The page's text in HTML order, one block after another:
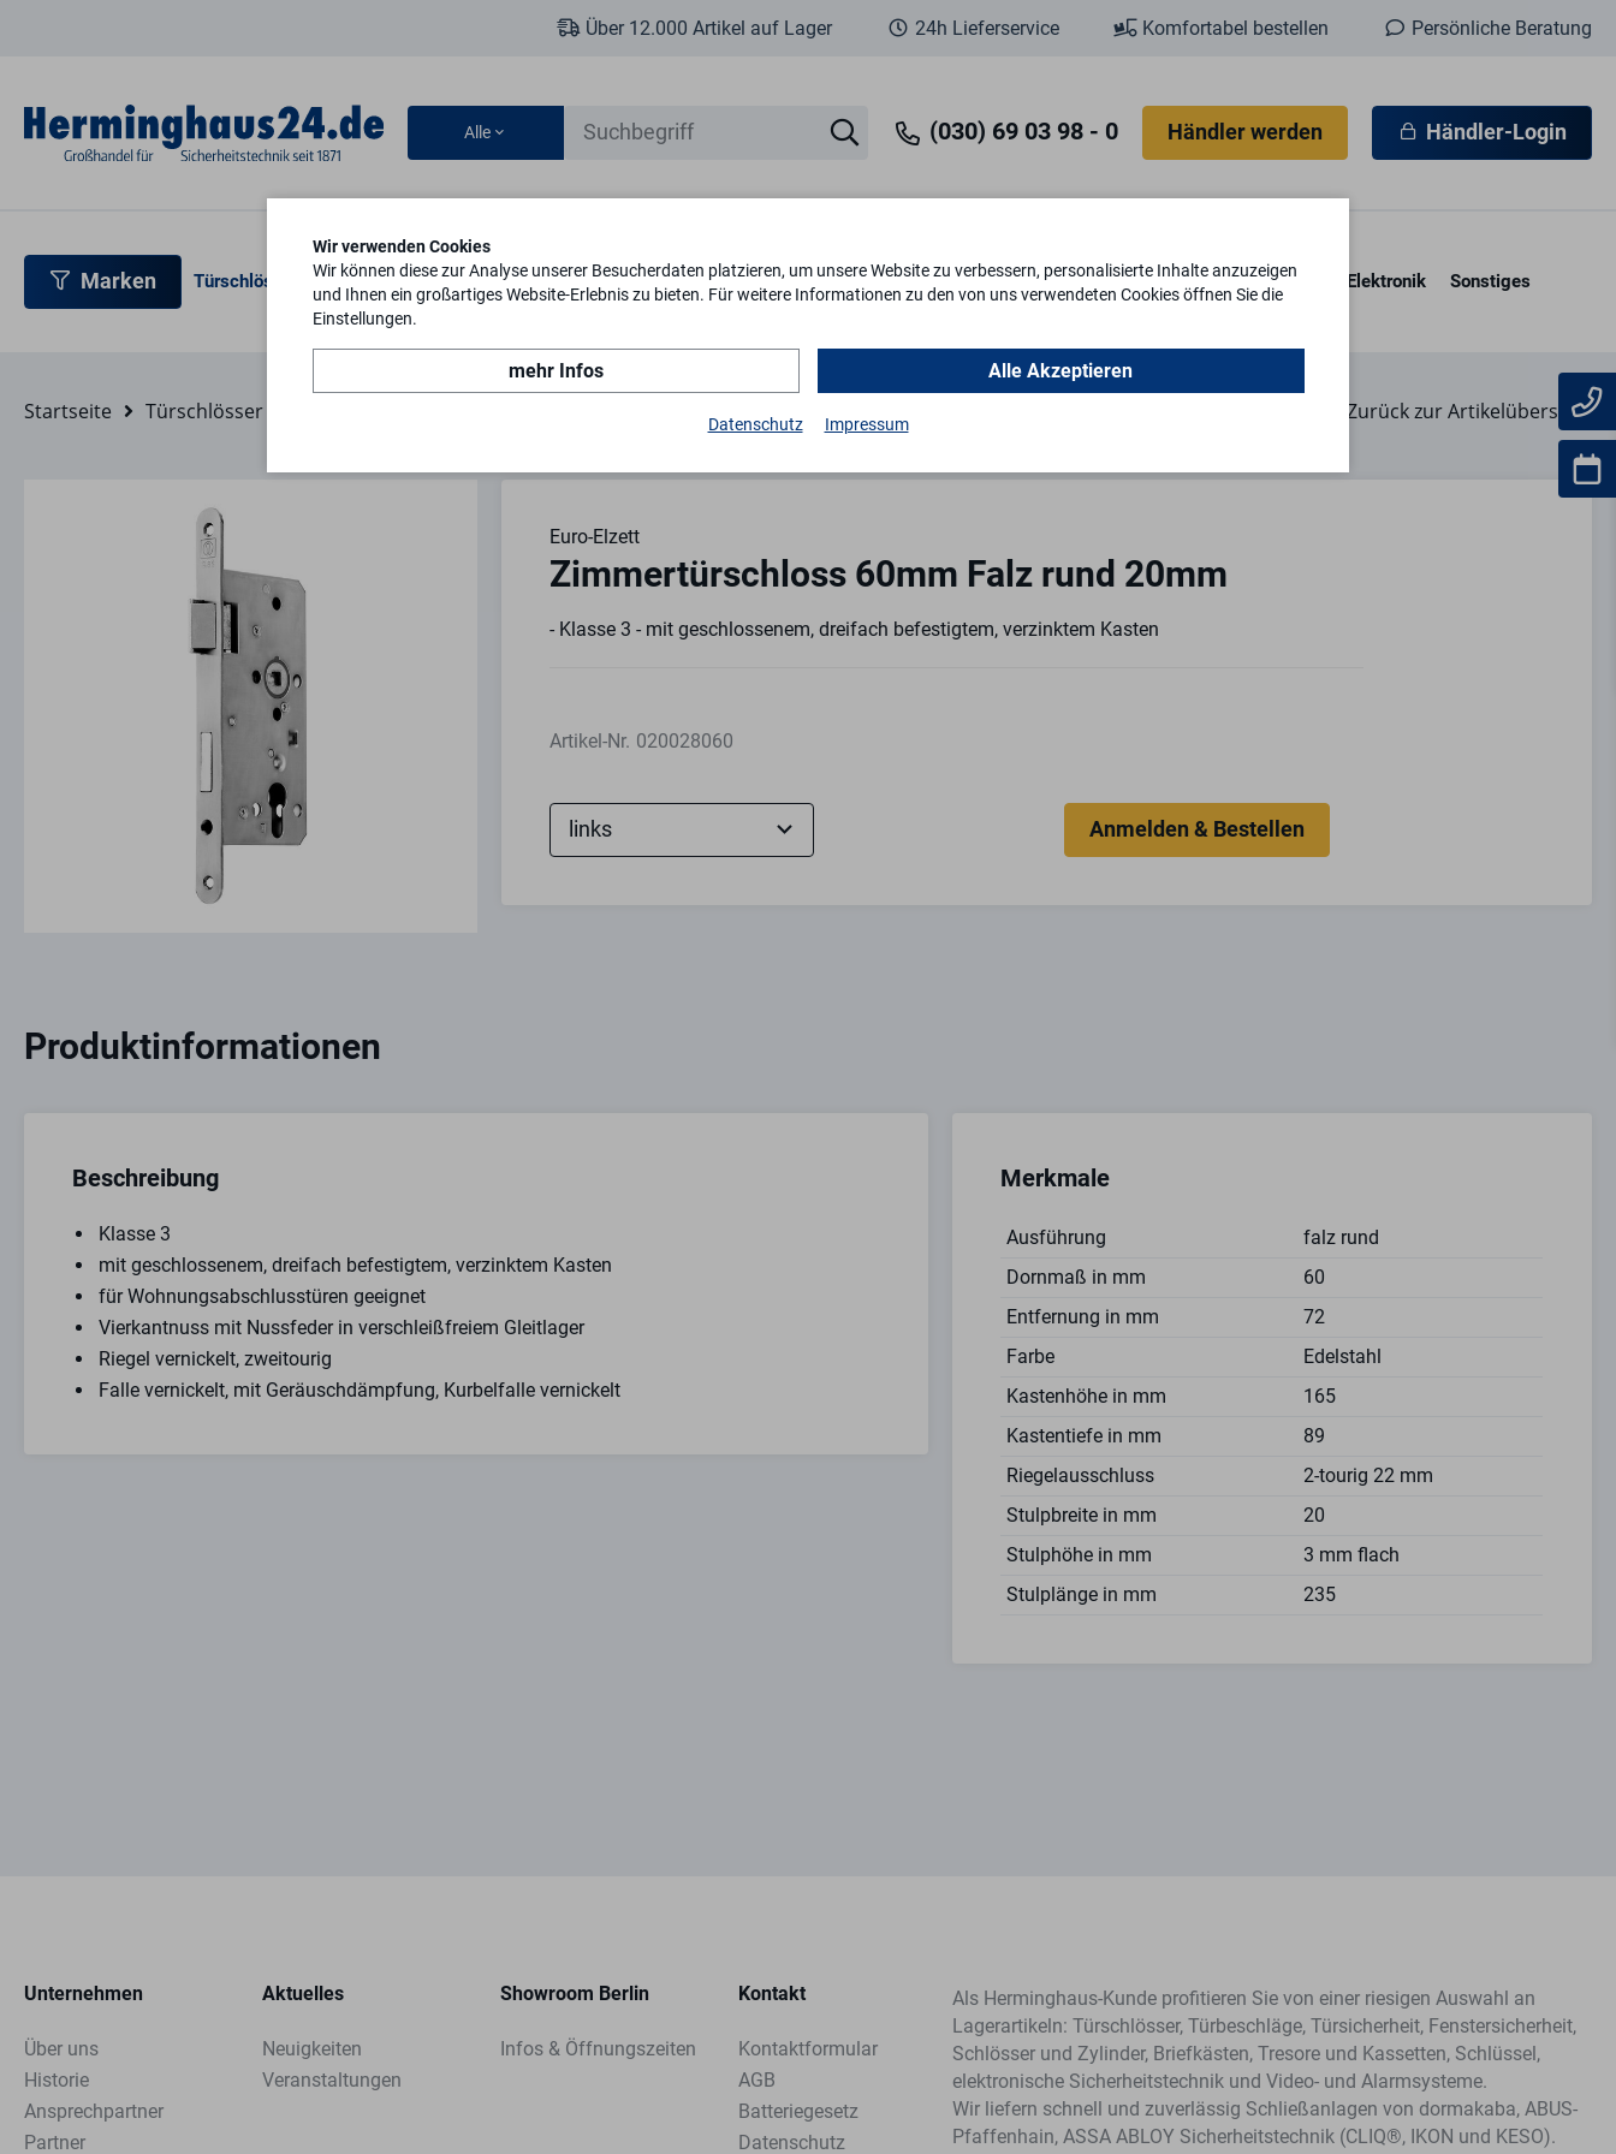
Über 12.000 Artikel auf Lager 24h Lieferservice Komfortabel bestellen Persönliche Beratung
Alle (030) 69 03 98 - 0 Händler werden Händler-Login
Marken Türschlösser Türbeschläge Türsicherheit Fenstersicherheit Schlösser & Zylinder Briefkästen Tresore & Kassetten Schlüssel Elektronik Sonstiges
Startseite Türschlösser ZT-Schloss Basis PZ Falz 60 DL Zurück zur Artikelübersicht
Euro-Elzett
Zimmertürschloss 60mm Falz rund 20mm
- Klasse 3 - mit geschlossenem, dreifach befestigtem, verzinktem Kasten
Artikel-Nr. 020028060
Produktinformationen
Beschreibung
Klasse 3
mit geschlossenem, dreifach befestigtem, verzinktem Kasten
für Wohnungsabschlusstüren geeignet
Vierkantnuss mit Nussfeder in verschleißfreiem Gleitlager
Riegel vernickelt, zweitourig
Falle vernickelt, mit Geräuschdämpfung, Kurbelfalle vernickelt
Merkmale
Ausführung
falz rund
Dornmaß in mm
60
Entfernung in mm
72
Farbe
Edelstahl
Kastenhöhe in mm
165
Kastentiefe in mm
89
Riegelausschluss
2-tourig 22 mm
Stulpbreite in mm
20
Stulphöhe in mm
3 mm flach
Stulplänge in mm
235
Unternehmen
Über uns
Historie
Ansprechpartner
Partner
Aktuelles
Neuigkeiten
Veranstaltungen
Showroom Berlin
Infos & Öffnungszeiten
Kontakt
Kontaktformular
AGB
Batteriegesetz
Datenschutz
Als Herminghaus-Kunde profitieren Sie von einer riesigen Auswahl an
Lagerartikeln: Türschlösser, Türbeschläge, Türsicherheit, Fenstersicherheit,
Schlösser und Zylinder, Briefkästen, Tresore und Kassetten, Schlüssel,
elektronische Sicherheitstechnik und Video- und Alarmsysteme.
Wir liefern schnell und zuverlässig Schließanlagen von dormakaba, ABUS-
Pfaffenhain, ASSA ABLOY Sicherheitstechnik (CLIQ®, IKON und KESO).
Wir verwenden Cookies
Wir können diese zur Analyse unserer Besucherdaten platzieren, um unsere Website zu verbessern, personalisierte Inhalte anzuzeigen
und Ihnen ein großartiges Website-Erlebnis zu bieten. Für weitere Informationen zu den von uns verwendeten Cookies öffnen Sie die
Einstellungen.
mehr Infos Alle Akzeptieren
Datenschutz Impressum